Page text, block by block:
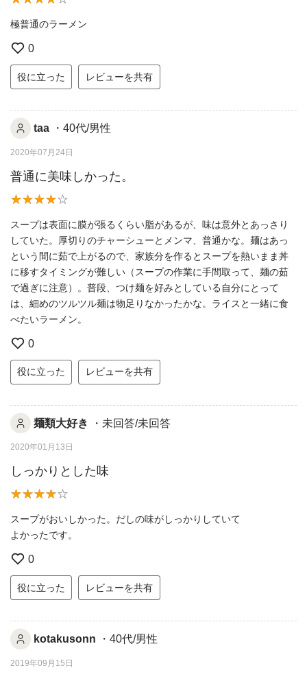
極普通のラーメン
0
役に立った レビューを共有
taa ・40代/男性
2020年07月24日
普通に美味しかった。
スープは表面に膜が張るくらい脂があるが、味は意外とあっさり
していた。厚切りのチャーシューとメンマ、普通かな。麺はあっ
という間に茹で上がるので、家族分を作るとスープを熱いまま丼
に移すタイミングが難しい（スープの作業に手間取って、麺の茹
で過ぎに注意）。普段、つけ麺を好みとしている自分にとって
は、細めのツルツル麺は物足りなかったかな。ライスと一緒に食
べたいラーメン。
0
役に立った レビューを共有
麺類大好き ・未回答/未回答
2020年01月13日
しっかりとした味
スープがおいしかった。だしの味がしっかりしていて
よかったです。
0
役に立った レビューを共有
kotakusonn ・40代/男性
2019年09月15日